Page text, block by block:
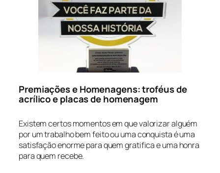
Premiações e Homenagens: troféus de
acrílico e placas de homenagem
Existem certos momentos em que valorizar alguém
por um trabalho bem feito ou uma conquista é uma
satisfação enorme para quem gratifica e uma honra
para quem recebe.